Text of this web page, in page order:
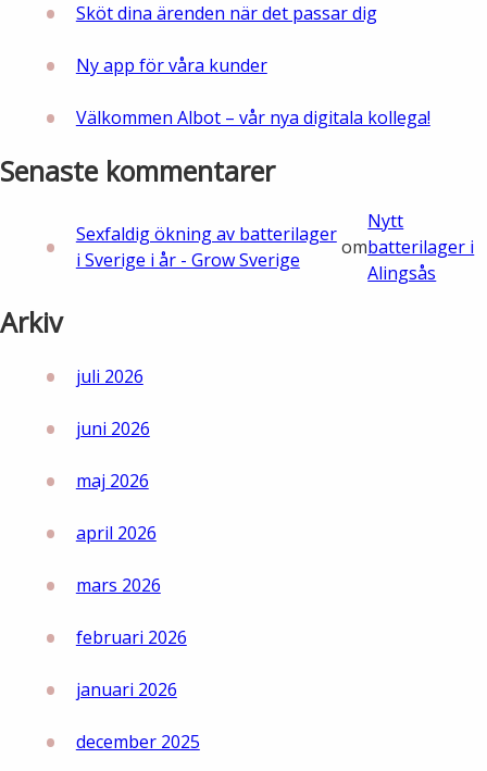
Sköt dina ärenden när det passar dig
Ny app för våra kunder
Välkommen Albot – vår nya digitala kollega!
Senaste kommentarer
Sexfaldig ökning av batterilager
i Sverige i år - Grow Sverige
om
Nytt
batterilager i
Alingsås
Arkiv
juli 2026
juni 2026
maj 2026
april 2026
mars 2026
februari 2026
januari 2026
december 2025